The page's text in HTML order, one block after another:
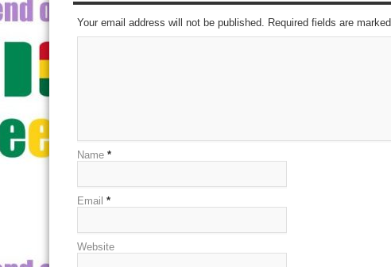
Your email address will not be published. Required fields are marked
Name *
Email *
Website